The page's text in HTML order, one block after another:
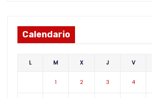
Calendario
L M X J V
1 2 3 4